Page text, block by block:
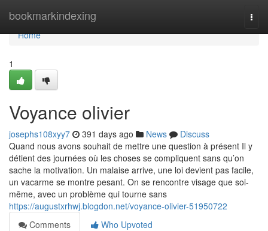
bookmarkindexing
Home
Home
1
Voyance olivier
josephs108xyy7 391 days ago News
Discuss
Quand nous avons souhait de mettre une question à présent Il y
détient des journées où les choses se compliquent sans qu’on
sache la motivation. Un malaise arrive, une loi devient pas facile,
un vacarme se montre pesant. On se rencontre visage que soi-
même, avec un problème qui tourne sans
https://augustxrhwj.blogdon.net/voyance-olivier-51950722
Comments
Who Upvoted